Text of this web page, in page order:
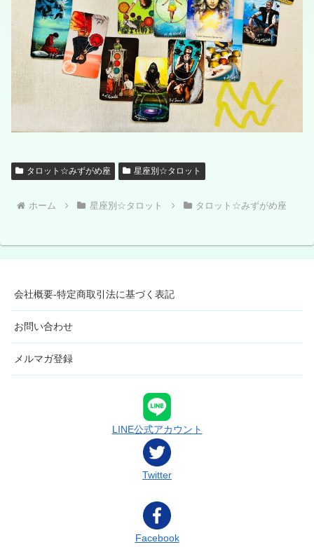
タロット☆みずがめ座 星座別☆タロット
ホーム 星座別☆タロット タロット☆みずがめ座
会社概要-特定商取引法に基づく表記
お問い合わせ
メルマガ登録
LINE公式アカウント
Twitter
Facebook